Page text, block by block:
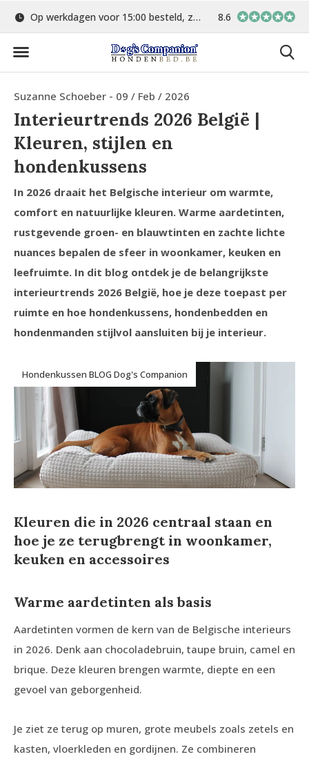
Gratis verzending vanaf €75,- In eigen atelier
8.6
Suzanne Schoeber - 09 / Feb / 2026
Interieurtrends 2026 België |
Kleuren, stijlen en
hondenkussens
In 2026 draait het Belgische interieur om warmte,
comfort en natuurlijke kleuren. Warme aardetinten,
rustgevende groen- en blauwtinten en zachte lichte
nuances bepalen de sfeer in woonkamer, keuken en
leefruimte. In dit blog ontdek je de belangrijkste
interieurtrends 2026 België, hoe je deze toepast per
ruimte en hoe hondenkussens, hondenbedden en
hondenmanden stijlvol aansluiten bij je interieur.
Hondenkussen BLOG Dog's Companion
Kleuren die in 2026 centraal staan en
hoe je ze terugbrengt in woonkamer,
keuken en accessoires
Warme aardetinten als basis
Aardetinten vormen de kern van de Belgische interieurs
in 2026. Denk aan chocoladebruin, taupe bruin, camel en
brique. Deze kleuren brengen warmte, diepte en een
gevoel van geborgenheid.
Je ziet ze terug op muren, grote meubels zoals zetels en
kasten, vloerkleden en gordijnen. Ze combineren